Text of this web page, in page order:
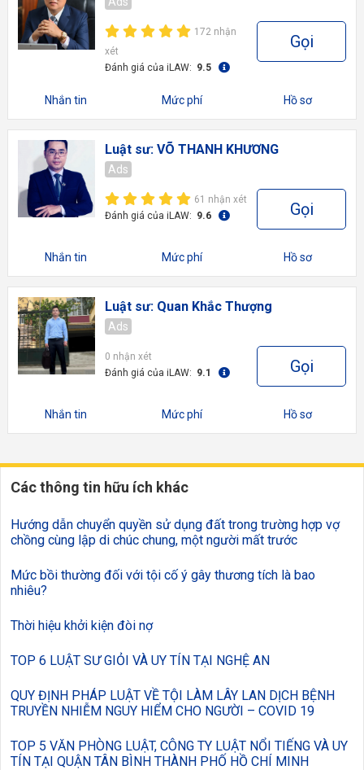
172 nhận
xét
Đánh giá của iLAW: 9.5
Gọi
Nhắn tin Mức phí Hồ sơ
Luật sư: VÕ THANH KHƯƠNG
Ads
61 nhận xét
Đánh giá của iLAW: 9.6 Gọi
Nhắn tin Mức phí Hồ sơ
Luật sư: Quan Khắc Thượng
Ads
0 nhận xét
Đánh giá của iLAW: 9.1 Gọi
Nhắn tin Mức phí Hồ sơ
Các thông tin hữu ích khác
Hướng dẫn chuyển quyền sử dụng đất trong trường hợp vợ
chồng cùng lập di chúc chung, một người mất trước
Mức bồi thường đối với tội cố ý gây thương tích là bao
nhiêu?
Thời hiệu khởi kiện đòi nợ
TOP 6 LUẬT SƯ GIỎI VÀ UY TÍN TẠI NGHỆ AN
QUY ĐỊNH PHÁP LUẬT VỀ TỘI LÀM LÂY LAN DỊCH BỆNH
TRUYỀN NHIỄM NGUY HIỂM CHO NGƯỜI – COVID 19
TOP 5 VĂN PHÒNG LUẬT, CÔNG TY LUẬT NỔI TIẾNG VÀ UY
TÍN TẠI QUẬN TÂN BÌNH THÀNH PHỐ HỒ CHÍ MINH